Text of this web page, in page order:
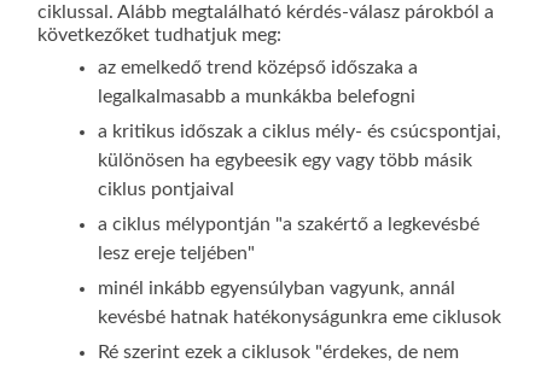
ciklussal. Alább megtalálható kérdés-válasz párokból a
következőket tudhatjuk meg:
az emelkedő trend középső időszaka a
legalkalmasabb a munkákba belefogni
a kritikus időszak a ciklus mély- és csúcspontjai,
különösen ha egybeesik egy vagy több másik
ciklus pontjaival
a ciklus mélypontján "a szakértő a legkevésbé
lesz ereje teljében"
minél inkább egyensúlyban vagyunk, annál
kevésbé hatnak hatékonyságunkra eme ciklusok
Ré szerint ezek a ciklusok "érdekes, de nem